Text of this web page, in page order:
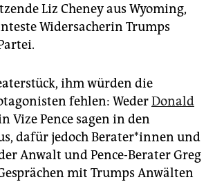
Liz Cheney aus Wyoming,
Widersacherin Trumps
ihm würden die
fehlen: WederDonald
Vize Pence sagen in den
dafür jedoch Be­ra­te­r*in­nen und
Anwalt und Pence-Berater Greg
mit Trumps Anwälten